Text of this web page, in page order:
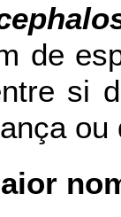
de
si